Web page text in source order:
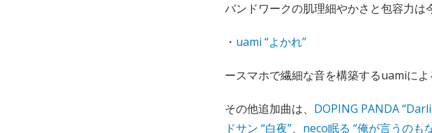
バンドワークの肌理細やかさと包容力
・ uami “よかれ”
ースマホで繊細な音を構築するuamiに
その他追加曲は、 DOPING PANDA
ドサン “白夜”、 neco眠る “俺が言うのも